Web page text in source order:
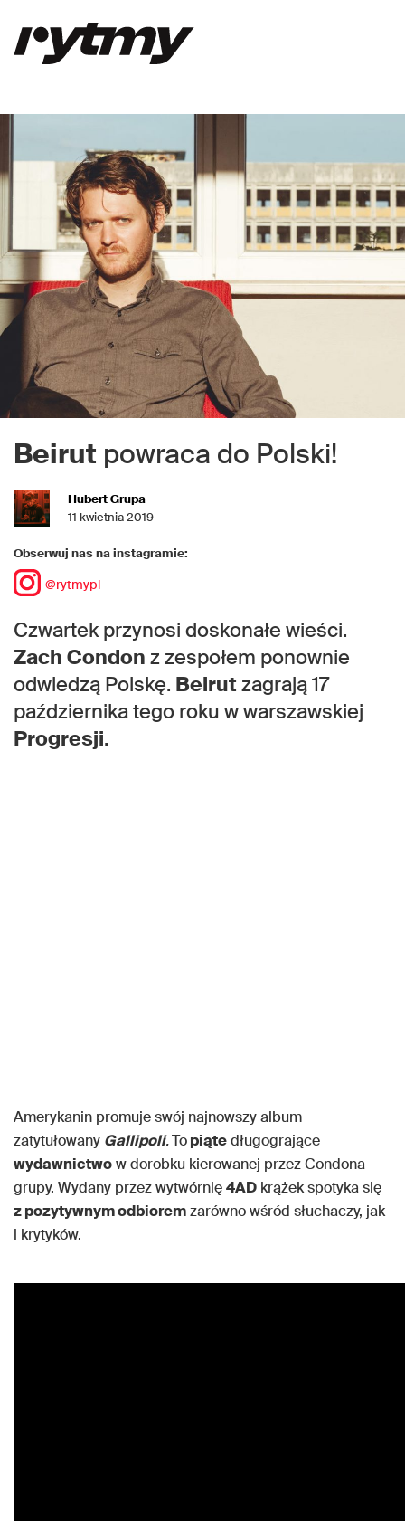
Beirut powraca do Polski!
Hubert Grupa
11 kwietnia 2019
Obserwuj nas na instagramie:
@rytmypl
Czwartek przynosi doskonałe wieści.
Zach Condon z zespołem ponownie
odwiedzą Polskę. Beirut zagrają 17
października tego roku w warszawskiej
Progresji.
Amerykanin promuje swój najnowszy album
zatytułowany Gallipoli.Topiątedługogrające
wydawnictwow dorobku kierowanej przez Condona
grupy. Wydany przez wytwórnię4AD krążek spotyka się
z pozytywnym odbioremzarówno wśród słuchaczy, jak
i krytyków.